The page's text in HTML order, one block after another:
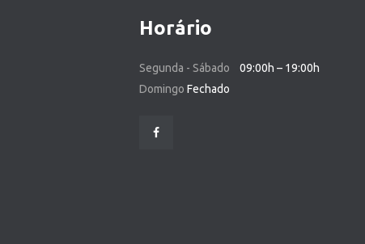
Horário
Segunda - Sábado 09:00h – 19:00h
Domingo Fechado